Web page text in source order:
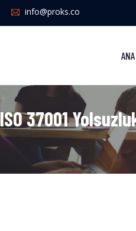
info@proks.co
ISO 37001